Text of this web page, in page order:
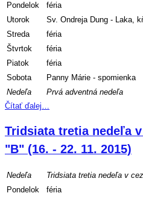
Pondelok
féria
Utorok
Sv. Ondreja Dung - Laka,
Streda
féria
Štvrtok
féria
Piatok
féria
Sobota
Panny Márie - spomienka
Nedeľa
Prvá adventná nedeľa
Čítať ďalej…
Tridsiata tretia nedeľa
"B" (16. - 22. 11. 2015)
Nedeľa
Tridsiata tretia nedeľa v
Pondelok
féria